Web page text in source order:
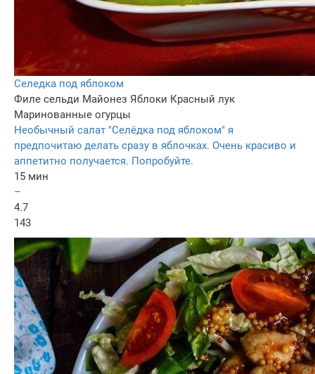
Селедка под яблоком
Филе сельди Майонез Яблоки Красный лук
Маринованные огурцы
Необычный салат "Селёдка под яблоком" я
предпочитаю делать сразу в яблочках. Очень красиво и
аппетитно получается. Попробуйте.
15 мин
–
4.7
143